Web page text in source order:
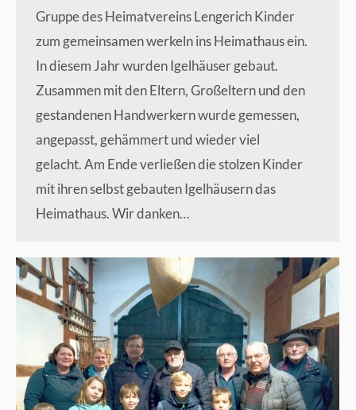
Gruppe des Heimatvereins Lengerich Kinder
zum gemeinsamen werkeln ins Heimathaus ein.
In diesem Jahr wurden Igelhäuser gebaut.
Zusammen mit den Eltern, Großeltern und den
gestandenen Handwerkern wurde gemessen,
angepasst, gehämmert und wieder viel
gelacht. Am Ende verließen die stolzen Kinder
mit ihren selbst gebauten Igelhäusern das
Heimathaus. Wir danken…